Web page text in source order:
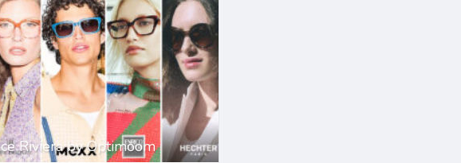
Riviera by Optimoom